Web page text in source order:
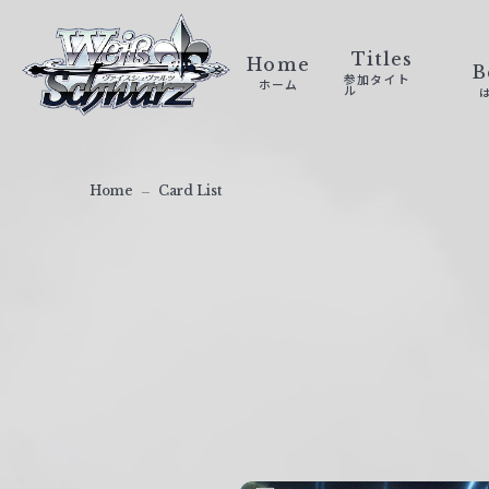
ァ
Home
ホーム
Titles
参加タイト
ル
Home Card List